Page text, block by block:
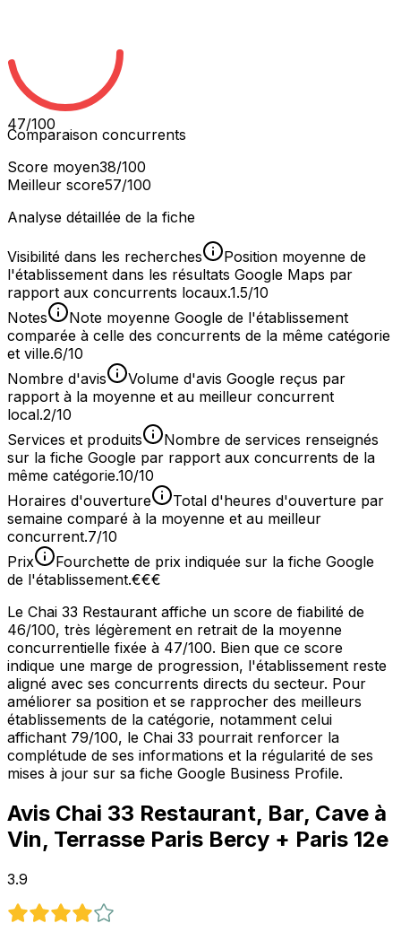
47/100
Comparaison concurrents
Score moyen38/100
Meilleur score57/100
Analyse détaillée de la fiche
Visibilité dans les recherches
Position moyenne de
l'établissement dans les résultats Google Maps par
rapport aux concurrents locaux.1.5/10
Notes
Note moyenne Google de l'établissement
comparée à celle des concurrents de la même catégorie
et ville.6/10
Nombre d'avis
Volume d'avis Google reçus par
rapport à la moyenne et au meilleur concurrent
local.2/10
Services et produits
Nombre de services renseignés
sur la fiche Google par rapport aux concurrents de la
même catégorie.10/10
Horaires d'ouverture
Total d'heures d'ouverture par
semaine comparé à la moyenne et au meilleur
concurrent.7/10
Prix
Fourchette de prix indiquée sur la fiche Google
de l'établissement.€€€
Le Chai 33 Restaurant affiche un score de fiabilité de
46/100, très légèrement en retrait de la moyenne
concurrentielle fixée à 47/100. Bien que ce score
indique une marge de progression, l'établissement reste
aligné avec ses concurrents directs du secteur. Pour
améliorer sa position et se rapprocher des meilleurs
établissements de la catégorie, notamment celui
affichant 79/100, le Chai 33 pourrait renforcer la
complétude de ses informations et la régularité de ses
mises à jour sur sa fiche Google Business Profile.
Avis Chai 33 Restaurant, Bar, Cave à
Vin, Terrasse Paris Bercy + Paris 12e
3.9